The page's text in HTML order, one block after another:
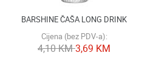
BARSHINE ČAŠA LONG DRINK
Cijena (bez PDV-a):
4,10 KM3,69 KM